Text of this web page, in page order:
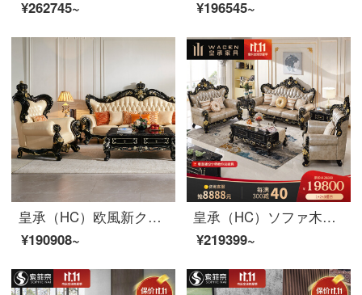
¥262745~
¥196545~
皇承（HC）欧風新クラウン実木彫刻ソファセット本革客間家具セット新古典クラウンシリーズ【4位】
¥190908~
皇承（HC）ソファ木ソファ欧式家具本革ソファー豪華セット3人乗り832【欧式黒古典】シングル+ツイン+3人
¥219399~